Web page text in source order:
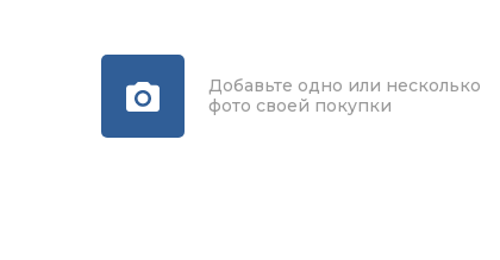
Добавьте одно или несколько
фото своей покупки